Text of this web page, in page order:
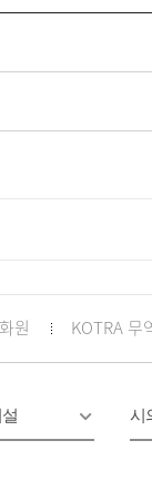
원 KOTRA 무
시